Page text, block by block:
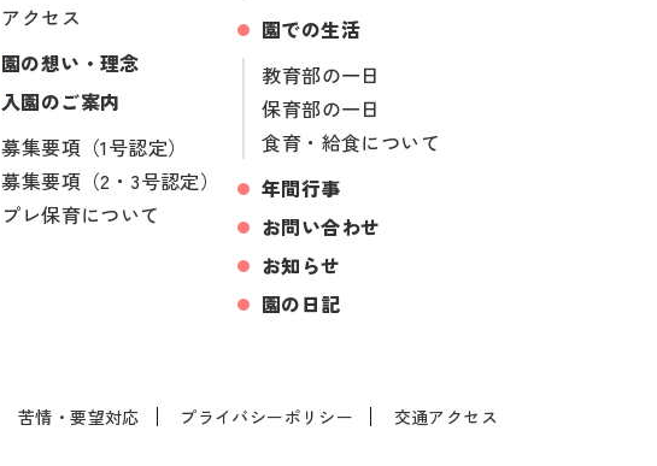
アクセス
園の想い・理念
入園のご案内
募集要項（1号認定）
募集要項（2・3号認定）
プレ保育について
園での生活
教育部の一日
保育部の一日
食育・給食について
年間行事
お問い合わせ
お知らせ
園の日記
苦情・要望対応 プライバシーポリシー 交通アクセス